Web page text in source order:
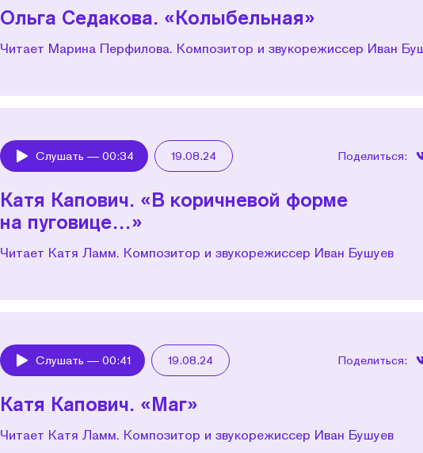
Ольга Седакова. «Колыбельная»
Читает Марина Перфилова. Композитор и звукорежиссер Иван
Play
Слушать — 00:34 19.08.24 Поделиться:
Катя Капович. «В коричневой форме
на пуговице…»
Читает Катя Ламм. Композитор и звукорежиссер Иван Бушуев
Play
Слушать — 00:41 19.08.24 Поделиться:
Катя Капович. «Маг»
Читает Катя Ламм. Композитор и звукорежиссер Иван Бушуев